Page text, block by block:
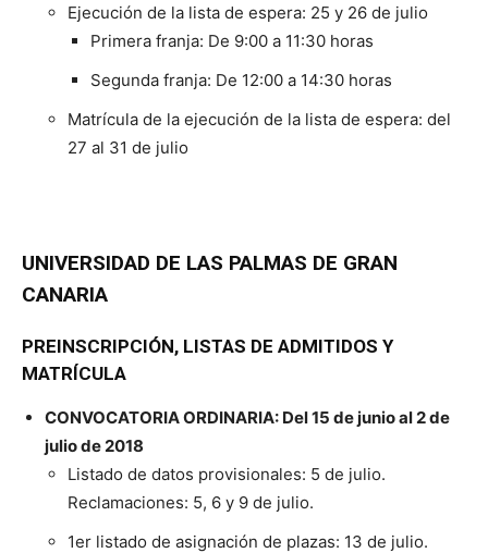
Ejecución de la lista de espera: 25 y 26 de julio
Primera franja: De 9:00 a 11:30 horas
Segunda franja: De 12:00 a 14:30 horas
Matrícula de la ejecución de la lista de espera: del
27 al 31 de julio
UNIVERSIDAD DE LAS PALMAS DE GRAN
CANARIA
PREINSCRIPCIÓN, LISTAS DE ADMITIDOS Y
MATRÍCULA
CONVOCATORIA ORDINARIA: Del 15 de junio al 2 de
julio de 2018
Listado de datos provisionales: 5 de julio.
Reclamaciones: 5, 6 y 9 de julio.
1er listado de asignación de plazas: 13 de julio.